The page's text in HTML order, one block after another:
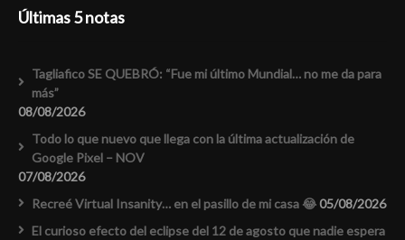
Últimas 5 notas
Tagliafico SE QUEBRÓ: “Fue mi último Mundial… no me da para
más”
08/08/2026
Todo lo que nuevo que llega con la última actualización de
Google Pixel – NOV
07/08/2026
Recreé Virtual Insanity… en el pasillo de mi casa 😂05/08/2026
El curioso efecto del eclipse del 12 de agosto que nadie espera